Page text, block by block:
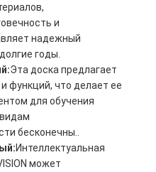
и
надежный
годы.
Эта доска предлагает
функций, что делает ее
для обучения
бесконечны..
Интеллектуальная
может